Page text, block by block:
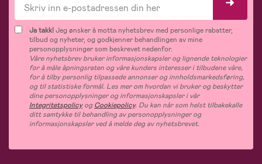
Ja takk!Jeg ønsker å motta nyhetsbrev med personlige rabatter,
tilbud og nyheter, og godkjenner behandlingen av mine
personopplysninger som beskrevet nedenfor.
Våre nyhetsbrev bruker informasjonskapsler og lignende teknologier
for å måle åpningsraten og våre kunders interesser i tilbudene våre,
for å tilby personlig tilpassede annonser og innholdsmarkedsføring,
og til statistiske formål. Les mer om hvordan vi bruker og beskytter
dine personopplysninger og informasjonskapsler i vår
IntegritetspolicyogCookiepolicy. Du kan når som helst tilbakekalle
ditt samtykke til behandling av personopplysninger og
informasjonskapsler ved å melde deg av nyhetsbrevet.